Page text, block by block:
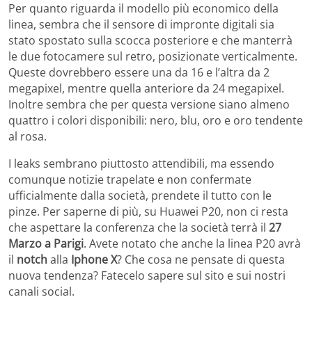
Per quanto riguarda il modello più economico della
linea, sembra che il sensore di impronte digitali sia
stato spostato sulla scocca posteriore e che manterrà
le due fotocamere sul retro, posizionate verticalmente.
Queste dovrebbero essere una da 16 e l’altra da 2
megapixel, mentre quella anteriore da 24 megapixel.
Inoltre sembra che per questa versione siano almeno
quattro i colori disponibili: nero, blu, oro e oro tendente
al rosa.
I leaks sembrano piuttosto attendibili, ma essendo
comunque notizie trapelate e non confermate
ufficialmente dalla società, prendete il tutto con le
pinze. Per saperne di più, su Huawei P20, non ci resta
che aspettare la conferenza che la società terrà il 27
Marzo a Parigi. Avete notato che anche la linea P20 avrà
il notchalla Iphone X? Che cosa ne pensate di questa
nuova tendenza? Fatecelo sapere sul sito e sui nostri
canali social.